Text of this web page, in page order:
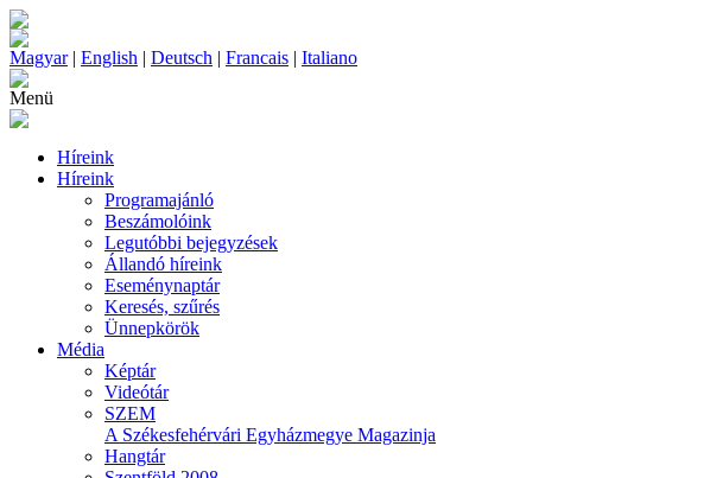
Magyar| English | Deutsch | Francais | Italiano
Menü
Híreink
Híreink
Programajánló
Beszámolóink
Legutóbbi bejegyzések
Állandó híreink
Eseménynaptár
Keresés, szűrés
Ünnepkörök
Média
Képtár
Videótár
SZEM
A Székesfehérvári Egyházmegye Magazinja
Hangtár